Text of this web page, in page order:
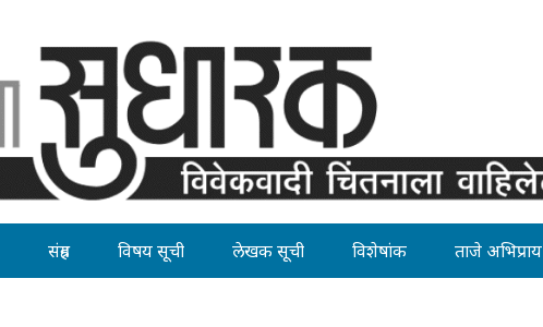
संग्रह विषय सूची लेखक सूची विशेषांक ताजे अभिप्राय